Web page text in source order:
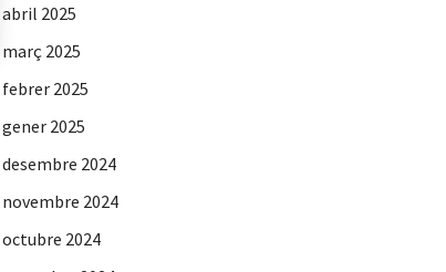
abril 2025
març 2025
febrer 2025
gener 2025
desembre 2024
novembre 2024
octubre 2024